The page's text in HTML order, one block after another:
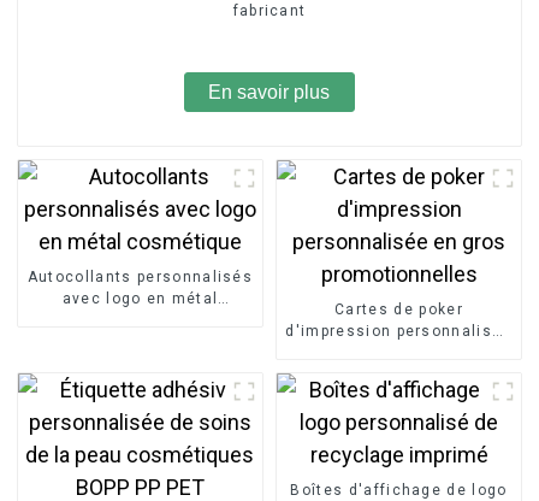
fabricant
En savoir plus
Autocollants personnalisés
avec logo en métal
Cartes de poker
d'impression personnalisée
Boîtes d'affichage de logo